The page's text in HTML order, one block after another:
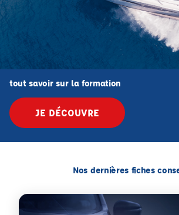
tout savoir sur la formation
JE DÉCOUVRE
Nos dernières fiches